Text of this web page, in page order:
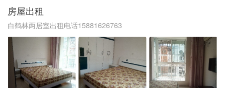
房屋出租
白鹤林两居室出租电话15881626763